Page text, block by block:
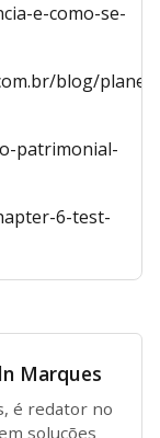
e-como-se-
blog/
patrimonial-
6-test-
Marques
é redator no
soluções